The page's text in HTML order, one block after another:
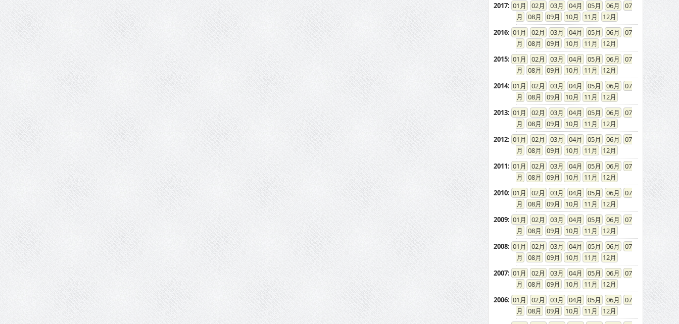
2017: 01 02 03 04 05 06
07
08
09 10 11
12
2016: 01 02 03 04 05 06
07
08
09 10 11
12
2015: 01 02 03 04 05 06
07
08
09 10 11
12
2014: 01 02 03 04 05 06
07
08
09 10 11
12
2013: 01 02 03 04 05 06
07
08
09 10 11
12
2012: 01 02 03 04 05 06
07
08
09 10 11
12
2011: 01 02 03 04 05 06
07
08
09 10 11
12
2010: 01 02 03 04 05 06
07
08
09 10 11
12
2009: 01 02 03 04 05 06
07
08
09 10 11
12
2008: 01 02 03 04 05 06
07
08
09 10 11
12
2007: 01 02 03 04 05 06
07
08
09 10 11
12
2006: 01 02 03 04 05 06
07
08
09 10 11
12